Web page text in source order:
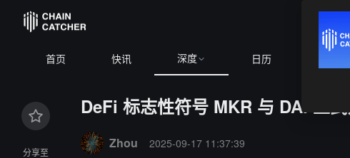
首页 快讯 深度 日历
分享至
DeFi 标志性符号 MKR 与 DAI 正
Zhou 2025-09-17 11:37:39